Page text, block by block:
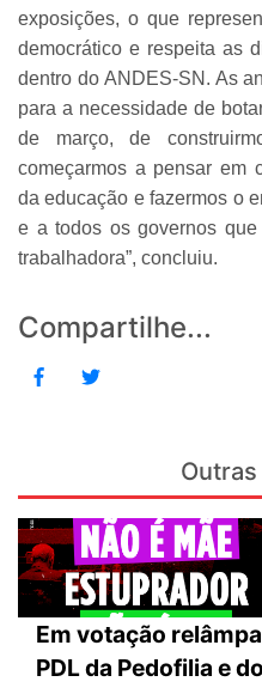
exposições, o que
democrático e respeita as
dentro do ANDES-SN. As
para a necessidade de
de março, de
começarmos a pensar em
da educação e fazermos o
e a todos os governos
trabalhadora”, concluiu.
Compartilhe...
Em votação
PDL da Pedofilia e